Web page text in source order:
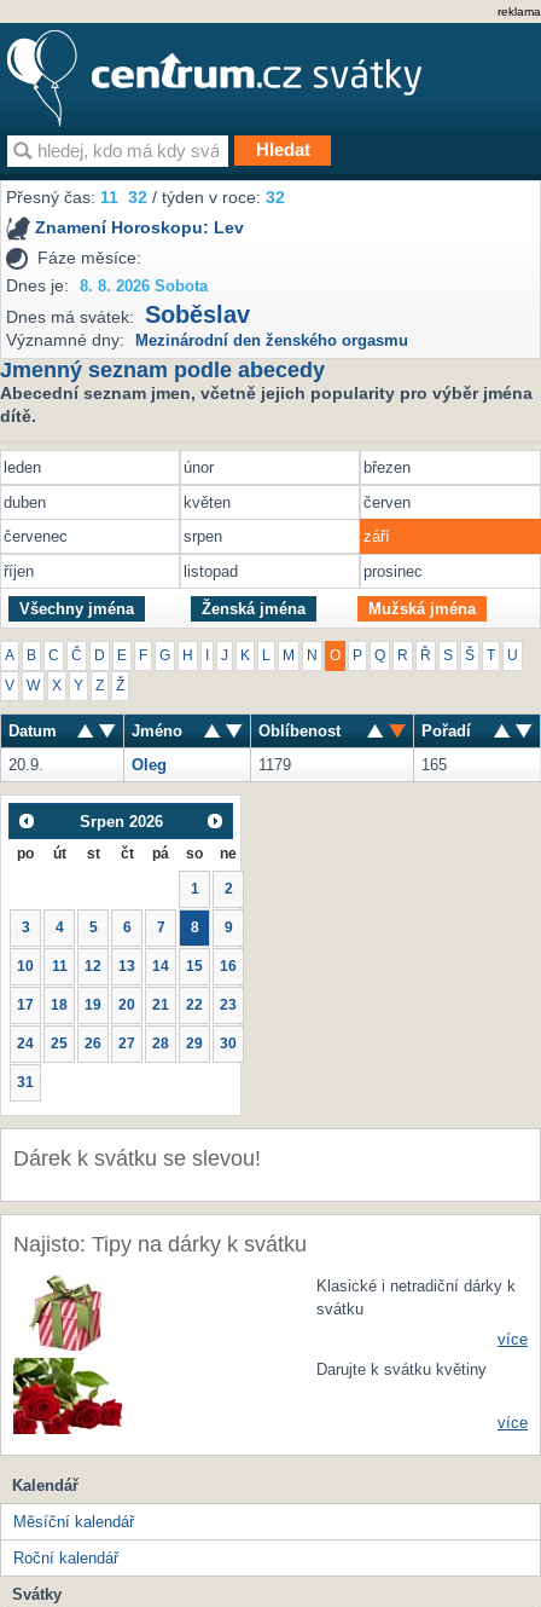
reklama
Přesný čas:11 32 / týden v roce:32
Znamení Horoskopu: Lev
Fáze měsíce:
Dnes je:
8. 8. 2026 Sobota
Dnes má svátek: Soběslav
Významné dny: Mezinárodní den ženského orgasmu
Jmenný seznam podle abecedy
Abecední seznam jmen, včetně jejich popularity pro výběr jména
dítě.
leden únor
březen
duben
květen
červen
červenec
srpen
září
říjen
listopad prosinec
Všechny jména Ženská jména Mužská jména
A B C Č D E F G H J K M N O P Q R Ř S Š U
V W X Y Z Ž
Datum Jméno Oblíbenost
Pořadí
20.9.
Oleg 1179 165
Srpen 2026
po út st čt pá so ne
1 2
3 4 5 6 7 8 9
10 11 12 13 14 15 16
17 18 19 20 21 22 23
24 25 26 27 28 29 30
31
Dárek k svátku se slevou!
Najisto: Tipy na dárky k svátku
Klasické i netradiční dárky k
svátku
více
Darujte k svátku květiny
více
Kalendář
Měsíční kalendář
Roční kalendář
Svátky